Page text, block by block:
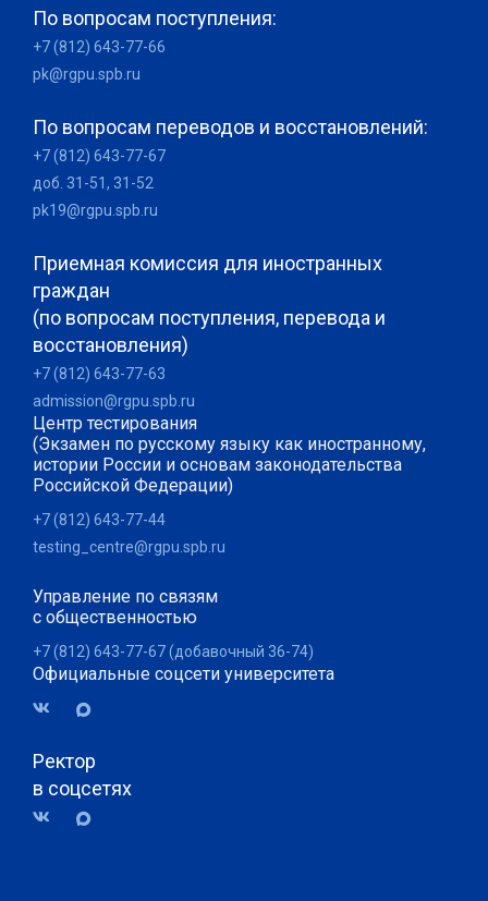
По вопросам поступления:
+7 (812) 643-77-66
pk@rgpu.spb.ru
По вопросам переводов и восстановлений:
+7 (812) 643-77-67
доб. 31-51, 31-52
pk19@rgpu.spb.ru
Приемная комиссия для иностранных
граждан
(по вопросам поступления, перевода и
восстановления)
+7 (812) 643-77-63
admission@rgpu.spb.ru
Центр тестирования
(Экзамен по русскому языку как иностранному,
истории России и основам законодательства
Российской Федерации)
+7 (812) 643-77-44
testing_centre@rgpu.spb.ru
Управление по связям
с общественностью
+7 (812) 643-77-67 (добавочный 36-74)
Официальные соцсети университета
Ректор
в соцсетях